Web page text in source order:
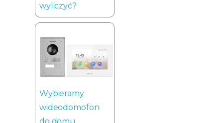
wyliczyć?
Wybieramy
wideodomofon